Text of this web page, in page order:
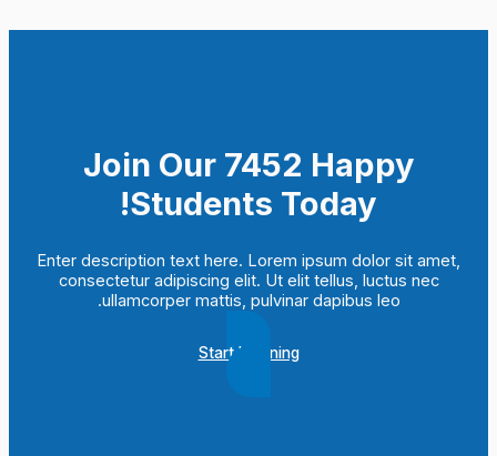
Join Our 7452 Happy
Students​ Today!
Enter description text here. Lorem ipsum dolor sit amet,
consectetur adipiscing elit. Ut elit tellus, luctus nec
ullamcorper mattis, pulvinar dapibus leo.​
Start Learning